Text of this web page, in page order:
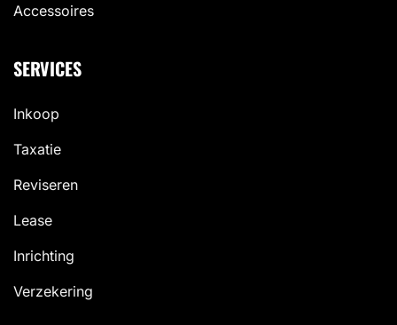
Accessoires
SERVICES
Inkoop
Taxatie
Reviseren
Lease
Inrichting
Verzekering